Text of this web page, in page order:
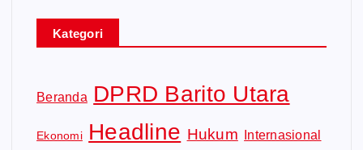
Kategori
Beranda DPRD Barito Utara
Ekonomi Headline Hukum Internasional